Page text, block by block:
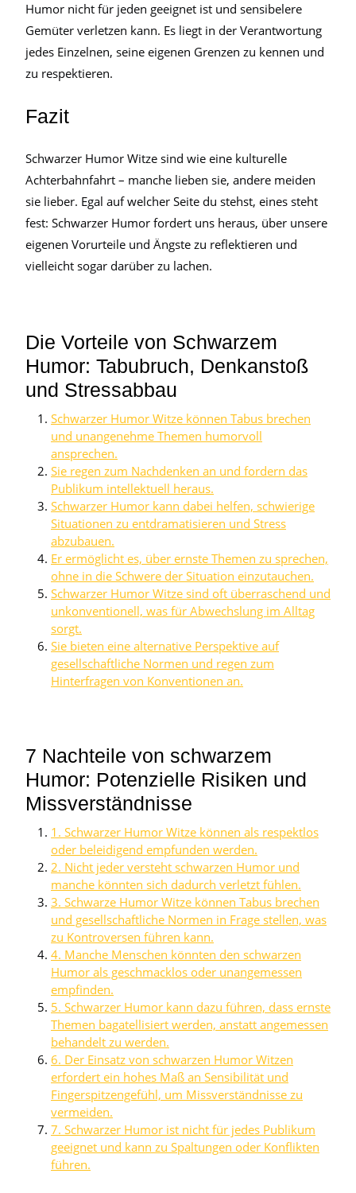
Humor nicht für jeden geeignet ist und sensibelere
Gemüter verletzen kann. Es liegt in der Verantwortung
jedes Einzelnen, seine eigenen Grenzen zu kennen und
zu respektieren.
Fazit
Schwarzer Humor Witze sind wie eine kulturelle
Achterbahnfahrt – manche lieben sie, andere meiden
sie lieber. Egal auf welcher Seite du stehst, eines steht
fest: Schwarzer Humor fordert uns heraus, über unsere
eigenen Vorurteile und Ängste zu reflektieren und
vielleicht sogar darüber zu lachen.
Die Vorteile von Schwarzem
Humor: Tabubruch, Denkanstoß
und Stressabbau
Schwarzer Humor Witze können Tabus brechen
und unangenehme Themen humorvoll
ansprechen.
Sie regen zum Nachdenken an und fordern das
Publikum intellektuell heraus.
Schwarzer Humor kann dabei helfen, schwierige
Situationen zu entdramatisieren und Stress
abzubauen.
Er ermöglicht es, über ernste Themen zu sprechen,
ohne in die Schwere der Situation einzutauchen.
Schwarzer Humor Witze sind oft überraschend und
unkonventionell, was für Abwechslung im Alltag
sorgt.
Sie bieten eine alternative Perspektive auf
gesellschaftliche Normen und regen zum
Hinterfragen von Konventionen an.
7 Nachteile von schwarzem
Humor: Potenzielle Risiken und
Missverständnisse
1. Schwarzer Humor Witze können als respektlos
oder beleidigend empfunden werden.
2. Nicht jeder versteht schwarzen Humor und
manche könnten sich dadurch verletzt fühlen.
3. Schwarze Humor Witze können Tabus brechen
und gesellschaftliche Normen in Frage stellen, was
zu Kontroversen führen kann.
4. Manche Menschen könnten den schwarzen
Humor als geschmacklos oder unangemessen
empfinden.
5. Schwarzer Humor kann dazu führen, dass ernste
Themen bagatellisiert werden, anstatt angemessen
behandelt zu werden.
6. Der Einsatz von schwarzen Humor Witzen
erfordert ein hohes Maß an Sensibilität und
Fingerspitzengefühl, um Missverständnisse zu
vermeiden.
7. Schwarzer Humor ist nicht für jedes Publikum
geeignet und kann zu Spaltungen oder Konflikten
führen.